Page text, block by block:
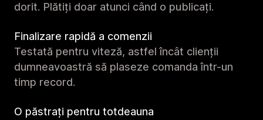
dorit. Plătiți doar atunci când o publicați.
Finalizare rapidă a comenzii
Testată pentru viteză, astfel încât clienții
dumneavoastră să plaseze comanda într-un
timp record.
O păstrați pentru totdeauna